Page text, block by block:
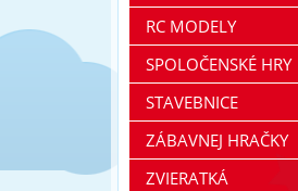
RC MODELY
SPOLOČENSKÉ HRY
STAVEBNICE
ZÁBAVNEJ HRAČKY
ZVIERATKÁ